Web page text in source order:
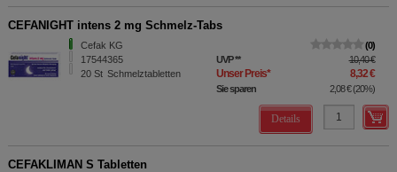
CEFANIGHT intens 2 mg Schmelz-Tabs
Cefak KG
17544365
20 St Schmelztabletten
0
UVP** 10,40 €
Unser Preis* 8,32 €
Sie sparen 2,08 €(20%)
Details
CEFAKLIMAN S Tabletten